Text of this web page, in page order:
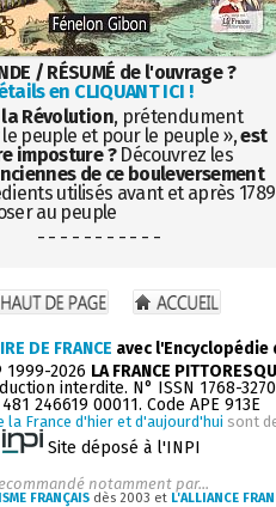
/ RÉSUMÉ de l'ouvrage ?
en CLIQUANT ICI !
Révolution, prétendument
peuple et pour le peuple »,est
imposture ?Découvrez les
de ce bouleversement
utilisés avant et après 1789
au peuple
- - - - - - - - - - -
DE FRANCE avec
2026 LA FRANCE
interdite. N° ISSN 1768-
246619 00011. Code APE 913E
la France d'hier et d'aujourd'hui sont
Site déposé à l'INPI
notamment par...
FRANÇAIS dès 2003 et L'ALLIANCE